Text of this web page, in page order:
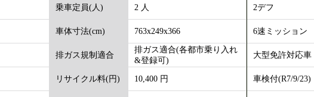
乗車定員(人) 2 人
車体寸法(cm) 763x249x366
排ガス規制適合
排ガス適合(各都市乗り入れ
&登録可)
リサイクル料(円) 10,400 円
2デフ
6速ミッション
大型免許対応車
車検付(R7/9/23)